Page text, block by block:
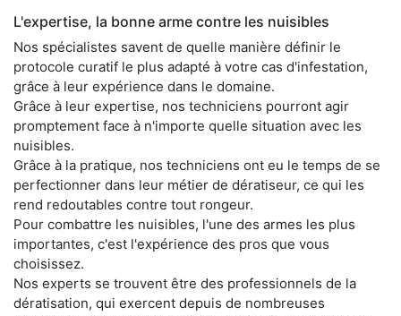
L'expertise, la bonne arme contre les nuisibles
Nos spécialistes savent de quelle manière définir le
protocole curatif le plus adapté à votre cas d'infestation,
grâce à leur expérience dans le domaine.
Grâce à leur expertise, nos techniciens pourront agir
promptement face à n'importe quelle situation avec les
nuisibles.
Grâce à la pratique, nos techniciens ont eu le temps de se
perfectionner dans leur métier de dératiseur, ce qui les
rend redoutables contre tout rongeur.
Pour combattre les nuisibles, l'une des armes les plus
importantes, c'est l'expérience des pros que vous
choisissez.
Nos experts se trouvent être des professionnels de la
dératisation, qui exercent depuis de nombreuses